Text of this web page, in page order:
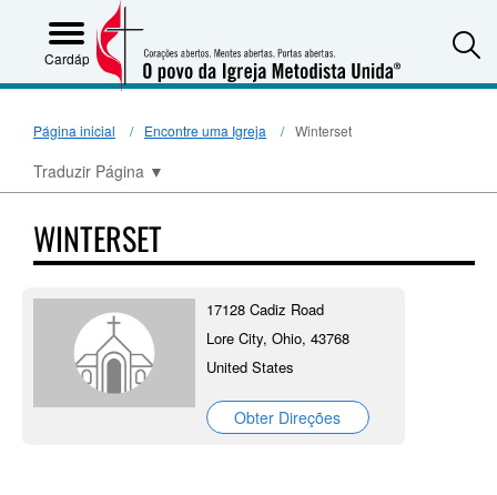
Cardápio
Página inicial Encontre uma Igreja Winterset
Traduzir Página ▼
WINTERSET
17128 Cadiz Road
Lore City, Ohio, 43768
United States
Obter Direções